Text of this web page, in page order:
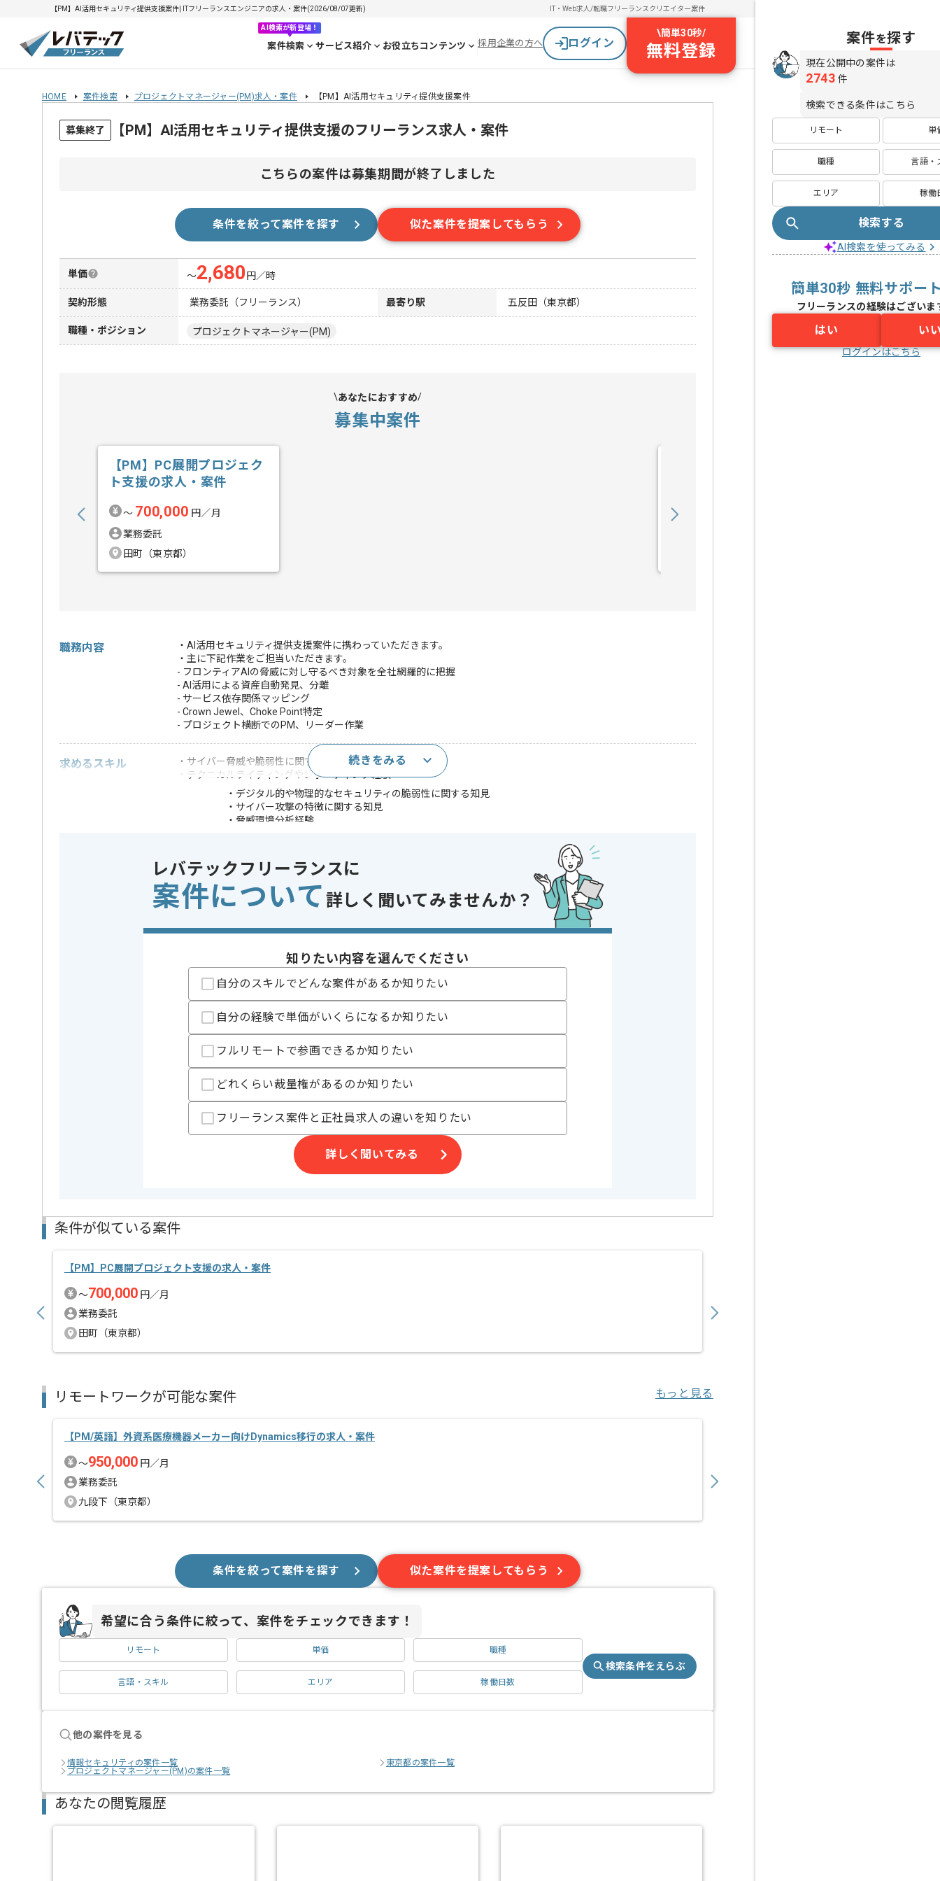
【PM】AI活用セキュリティ提供支援案件| ITフリーランスエンジニアの求人・案件(2026/08/07更新) IT・Web求人/転職フリーランスクリエイター案件
AI検索が新登場！
案件検索 サービス紹介 お役立ちコンテンツ 採用企業の方へ ログイン
\簡単30秒/
無料登録
HOME 案件検索 プロジェクトマネージャー(PM)求人・案件 【PM】AI活用セキュリティ提供支援案件
募集終了 【PM】AI活用セキュリティ提供支援のフリーランス求人・案件
こちらの案件は募集期間が終了しました
条件を絞って案件を探す 似た案件を提案してもらう
単価 〜2,680 円／時
契約形態 業務委託（フリーランス） 最寄り駅 五反田（東京都）
職種・ポジション プロジェクトマネージャー(PM)
あなたにおすすめ
募集中案件
【PM】PC展開プロジェク
ト支援の求人・案件
〜 700,000 円／月
業務委託
田町（東京都）
職務内容
・AI活用セキュリティ提供支援案件に携わっていただきます。
・主に下記作業をご担当いただきます。
- フロンティアAIの脅威に対し守るべき対象を全社網羅的に把握
- AI活用による資産自動発見、分離
- サービス依存関係マッピング
- Crown Jewel、Choke Point特定
- プロジェクト横断でのPM、リーダー作業
求めるスキル
・サイバー脅威や脆弱性に関する知見
・テクニカルライティングやレポーティング経験
・デジタル的や物理的なセキュリティの脆弱性に関する知見
・サイバー攻撃の特徴に関する知見
・脅威環境分析経験
・アプリケーションの脆弱性をテスト経験
※上記に似た経験やスキルをお持ちであれば申し込み可能なケースもございます！まずはお気軽にご相談ください！
特徴
20代活躍中 , 30代活躍中
レバテックでの実績がある企業の案件でございます。
PMの経験を活かすことができます。
複数案件を保有している企業ですので、
ご経験と実績に応じて別案件のご提案も差し上げる場合がございます。
新しいアイディアや技術を積極的に導入し、
経験豊富なメンバーと成長が出来る環境でございます。
スキルアップされたい方、長期的に参画されたい方にオススメの案件です。
続きをみる
レバテックフリーランスに
案件について 詳しく聞いてみませんか？
知りたい内容を選んでください
自分のスキルでどんな案件があるか知りたい
自分の経験で単価がいくらになるか知りたい
フルリモートで参画できるか知りたい
どれくらい裁量権があるのか知りたい
フリーランス案件と正社員求人の違いを知りたい
詳しく聞いてみる
条件が似ている案件
【PM】PC展開プロジェクト支援の求人・案件
〜700,000 円／月
業務委託
田町（東京都）
リモートワークが可能な案件 もっと見る
【PM/英語】外資系医療機器メーカー向けDynamics移行の求人・案件
〜950,000 円／月
業務委託
九段下（東京都）
条件を絞って案件を探す 似た案件を提案してもらう
希望に合う条件に絞って、案件をチェックできます！
リモート 単価 職種
言語・スキル エリア 稼働日数
検索条件をえらぶ
他の案件を見る
情報セキュリティの案件一覧
東京都の案件一覧
プロジェクトマネージャー(PM)の案件一覧
あなたの閲覧履歴
案件を探す
現在公開中の案件は
2743 件
検索できる条件はこちら
リモート 単
職種 言語・
エリア 稼働
検索する
AI検索を使ってみる
簡単30秒 無料サポー
フリーランスの経験はございま
はい い
ログインはこちら